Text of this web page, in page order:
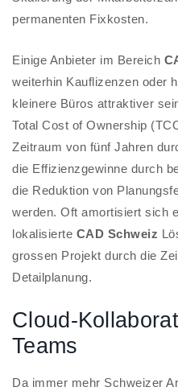
permanenten Fixkosten.
Einige Anbieter im Bereich
weiterhin Kauflizenzen oder
kleinere Büros attraktiver
Total Cost of Ownership
Zeitraum von fünf Jahren
die Effizienzgewinne durch
die Reduktion von
werden. Oft amortisiert sich
lokalisierte CAD Schweiz
grossen Projekt durch die
Detailplanung.
Cloud-
Teams
Da immer mehr Schweizer